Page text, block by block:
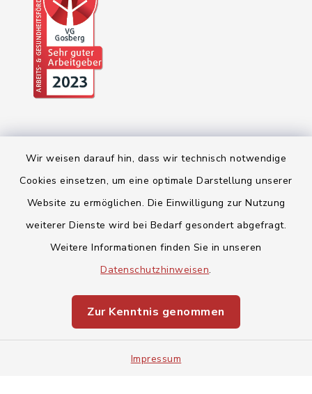
Wir weisen darauf hin, dass wir technisch notwendige
Cookies einsetzen, um eine optimale Darstellung unserer
Website zu ermöglichen. Die Einwilligung zur Nutzung
weiterer Dienste wird bei Bedarf gesondert abgefragt.
Weitere Informationen finden Sie in unseren
Datenschutzhinweisen.
Zur Kenntnis genommen
Impressum
Barrierefreiheit
Sitemap